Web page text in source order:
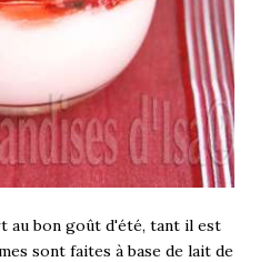
au bon goût d'été, tant il est
sont faites à base de lait de